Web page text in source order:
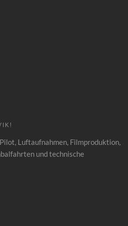
Luftaufnahmen, Filmproduktion,
und technische